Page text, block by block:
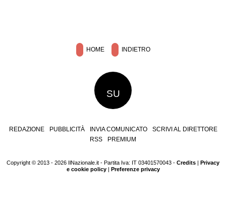
HOME INDIETRO
SU
REDAZIONE PUBBLICITÀ INVIA COMUNICATO
SCRIVI AL DIRETTORE
RSS
PREMIUM
Copyright © 2013 - 2026 IlNazionale.it - Partita Iva: IT 03401570043 - Credits | Privacy
e cookie policy| Preferenze privacy